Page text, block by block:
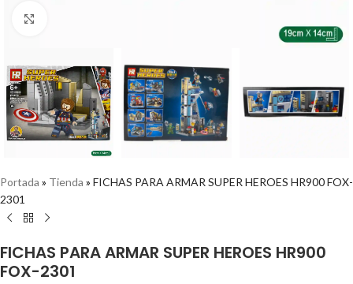
Portada » Tienda » FICHAS PARA ARMAR SUPER HEROES HR900 FOX-
2301
FICHAS PARA ARMAR SUPER HEROES HR900
FOX-2301